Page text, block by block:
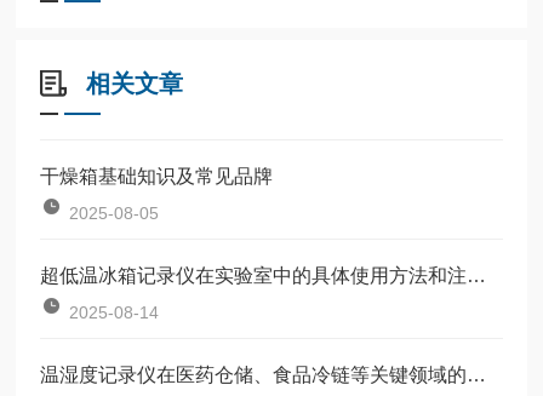
相关文章
干燥箱基础知识及常见品牌
2025-08-05
超低温冰箱记录仪在实验室中的具体使用方法和注意事项
2025-08-14
温湿度记录仪在医药仓储、食品冷链等关键领域的应用场景分析